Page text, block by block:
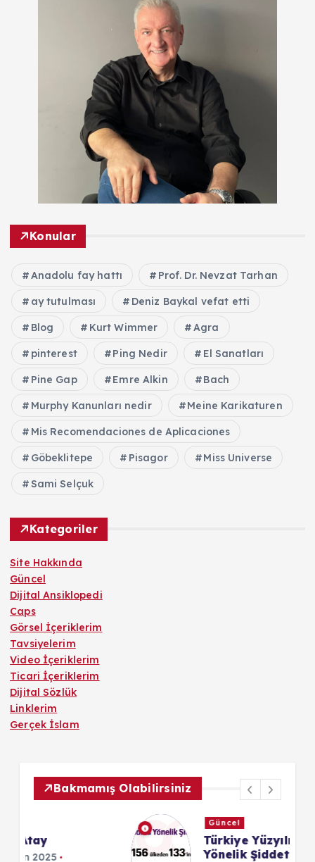
Konular
Anadolu fay hattı Prof. Dr. Nevzat Tarhan
ay tutulması Deniz Baykal vefat etti
Blog Kurt Wimmer Agra
pinterest Ping Nedir El Sanatları
Pine Gap Emre Alkin Bach
Murphy Kanunları nedir Meine Karikaturen
Mis Recomendaciones de Aplicaciones
Göbeklitepe Pisagor Miss Universe
Sami Selçuk
Kategoriler
Site Hakkında
Güncel
Dijital Ansiklopedi
Caps
Görsel İçeriklerim
Tavsiyelerim
Video İçeriklerim
Ticari İçeriklerim
Dijital Sözlük
Linklerim
Gerçek İslam
Bakmamış Olabilirsiniz
Güncel
Türkiye Yüzyılı: Kadına
Yönelik Şiddet